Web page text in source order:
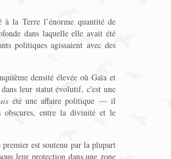
à la Terre l’énorme quantité de
dans laquelle elle avait été
politiques agissaient avec des
densité élevée où Gaïa et
dans leur statut évolutif, c'est une
été une affaire politique — il
obscures, entre la divinité et le
est soutenu par la plupart
leur protection dans une zone